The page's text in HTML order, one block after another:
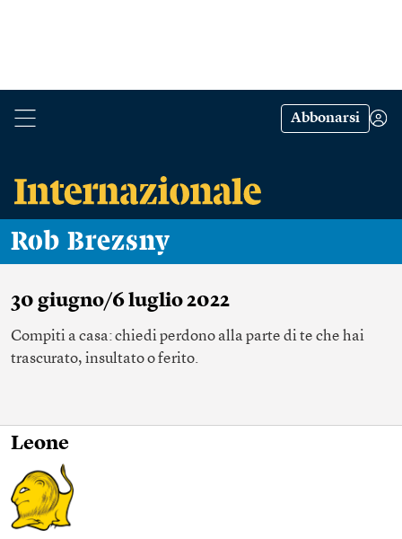
Abbonarsi
Rob Brezsny
30 giugno/6 luglio 2022
Compiti a casa: chiedi perdono alla parte di te che hai
trascurato, insultato o ferito.
Leone